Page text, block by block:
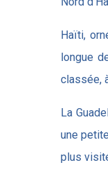
Haïti,
longue
classée,
La
une
plus